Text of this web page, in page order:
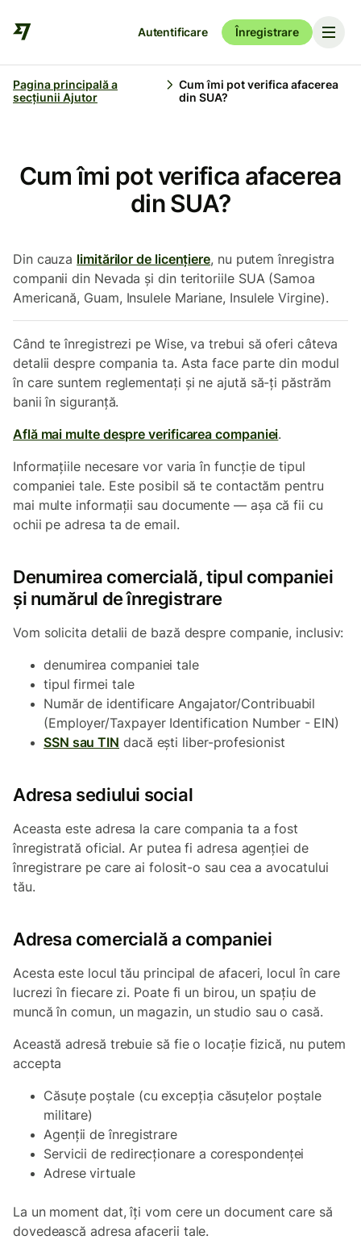
Autentificare Înregistrare
Pagina principală a
secțiunii Ajutor
Cum îmi pot verifica afacerea
din SUA?
Cum îmi pot verifica afacerea
din SUA?
Din cauza limitărilor de licențiere, nu putem înregistra
companii din Nevada și din teritoriile SUA (Samoa
Americană, Guam, Insulele Mariane, Insulele Virgine).
Când te înregistrezi pe Wise, va trebui să oferi câteva
detalii despre compania ta. Asta face parte din modul
în care suntem reglementați și ne ajută să-ți păstrăm
banii în siguranță.
Află mai multe despre verificarea companiei.
Informațiile necesare vor varia în funcție de tipul
companiei tale. Este posibil să te contactăm pentru
mai multe informații sau documente — așa că fii cu
ochii pe adresa ta de email.
Denumirea comercială, tipul companiei
și numărul de înregistrare
Vom solicita detalii de bază despre companie, inclusiv:
denumirea companiei tale
tipul firmei tale
Număr de identificare Angajator/Contribuabil
(Employer/Taxpayer Identification Number - EIN)
SSN sau TIN dacă ești liber-profesionist
Adresa sediului social
Aceasta este adresa la care compania ta a fost
înregistrată oficial. Ar putea fi adresa agenției de
înregistrare pe care ai folosit-o sau cea a avocatului
tău.
Adresa comercială a companiei
Acesta este locul tău principal de afaceri, locul în care
lucrezi în fiecare zi. Poate fi un birou, un spațiu de
muncă în comun, un magazin, un studio sau o casă.
Această adresă trebuie să fie o locație fizică, nu putem
accepta
Căsuțe poștale (cu excepția căsuțelor poștale
militare)
Agenții de înregistrare
Servicii de redirecționare a corespondenței
Adrese virtuale
La un moment dat, îți vom cere un document care să
dovedească adresa afacerii tale.